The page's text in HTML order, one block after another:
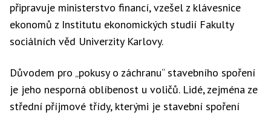
připravuje ministerstvo financí, vzešel z klávesnice
ekonomů z Institutu ekonomických studií Fakulty
sociálních věd Univerzity Karlovy.
Důvodem pro „pokusy o záchranu“ stavebního spoření
je jeho nesporná oblíbenost u voličů. Lidé, zejména ze
střední příjmové třídy, kterými je stavební spoření